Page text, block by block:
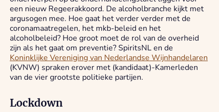
een nieuw Regeerakkoord. De alcoholbranche kijkt met
argusogen mee. Hoe gaat het verder verder met de
coronamaatregelen, het mkb-beleid en het
alcoholbeleid? Hoe groot moet de rol van de overheid
zijn als het gaat om preventie? SpiritsNL en de
Koninklijke Vereniging van Nederlandse Wijnhandelaren
(KVNW) spraken erover met (kandidaat)-Kamerleden
van de vier grootste politieke partijen.
Lockdown